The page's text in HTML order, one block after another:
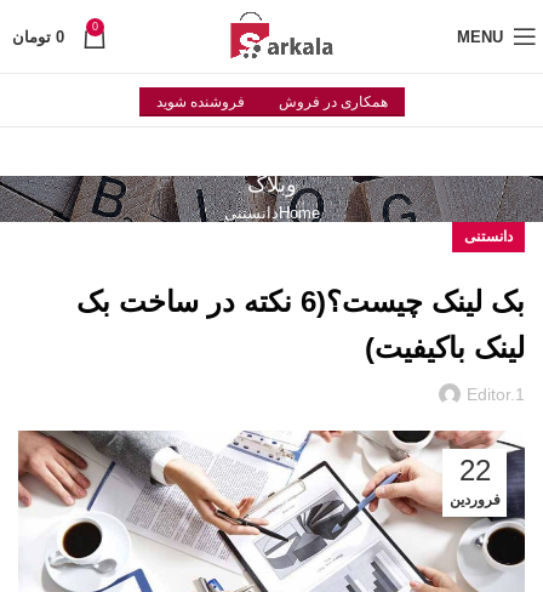
MENU
0
0 تومان
همکاری در فروش فروشنده شوید
وبلاگ
Homeدانستنی
دانستنی
بک لینک چیست؟(6 نکته در ساخت بک
لینک باکیفیت)
Editor.1
22
فروردین